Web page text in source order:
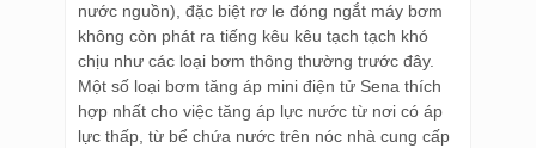
nước nguồn), đặc biệt rơ le đóng ngắt máy bơm
không còn phát ra tiếng kêu kêu tạch tạch khó
chịu như các loại bơm thông thường trước đây.
Một số loại bơm tăng áp mini điện tử Sena thích
hợp nhất cho việc tăng áp lực nước từ nơi có áp
lực thấp, từ bể chứa nước trên nóc nhà cung cấp